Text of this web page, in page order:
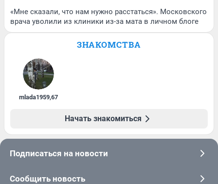
«Мне сказали, что нам нужно расстаться». Московского
врача уволили из клиники из-за мата в личном блоге
ЗНАКОМСТВА
mlada1959,67
Начать знакомиться
Подписаться на новости
Сообщить новость